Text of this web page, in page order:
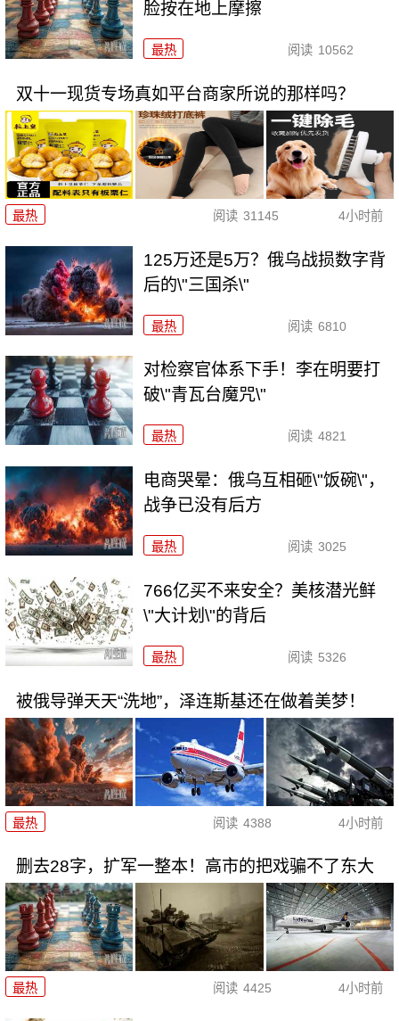
脸按在地上摩擦
最热 阅读 10562
双十一现货专场真如平台商家所说的那样吗？
最热 阅读 31145 4小时前
125万还是5万？俄乌战损数字背
后的\"三国杀\"
最热 阅读 6810
对检察官体系下手！李在明要打
破\"青瓦台魔咒\"
最热 阅读 4821
电商哭晕：俄乌互相砸\"饭碗\"，
战争已没有后方
最热 阅读 3025
766亿买不来安全？美核潜光鲜
\"大计划\"的背后
最热 阅读 5326
被俄导弹天天“洗地”，泽连斯基还在做着美梦！
最热 阅读 4388 4小时前
删去28字，扩军一整本！高市的把戏骗不了东大
最热 阅读 4425 4小时前